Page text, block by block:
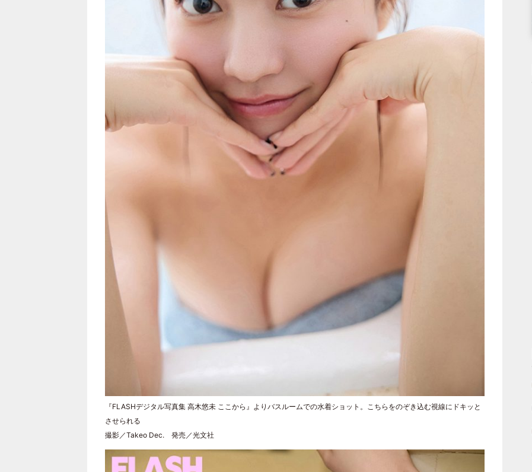
『FLASHデジタル写真集 高木悠未 ここから』よりバスルームでの水着ショット。こちらをのぞき込む視線にドキッと
させられる
撮影／Takeo Dec. 発売／光文社